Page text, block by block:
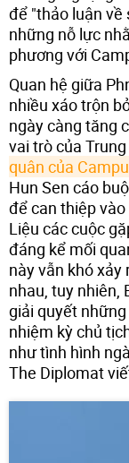
để "thảo luận về
những nỗ lực
phương với
Quan hệ giữa
nhiều xáo trộn
ngày càng tăng
vai trò của
quân của
Hun Sen cáo
để can thiệp
Liệu các cuộc
đáng kể mối
này vẫn khó xảy
nhau, tuy nhiên,
giải quyết
nhiệm kỳ chủ
như tình hình
The Diplomat